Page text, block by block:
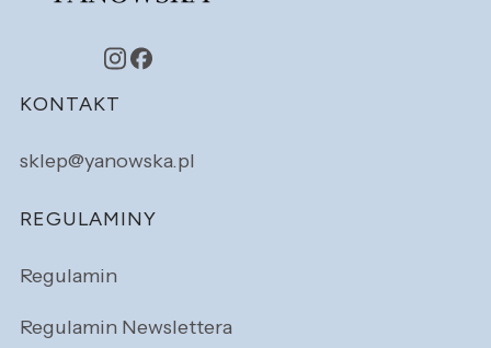
Linki w stopce
KONTAKT
sklep@yanowska.pl
REGULAMINY
Regulamin
Regulamin Newslettera